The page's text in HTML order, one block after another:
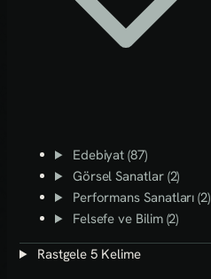
Edebiyat (87)
Görsel Sanatlar (2)
Performans Sanatları (2)
Felsefe ve Bilim (2)
Rastgele 5 Kelime